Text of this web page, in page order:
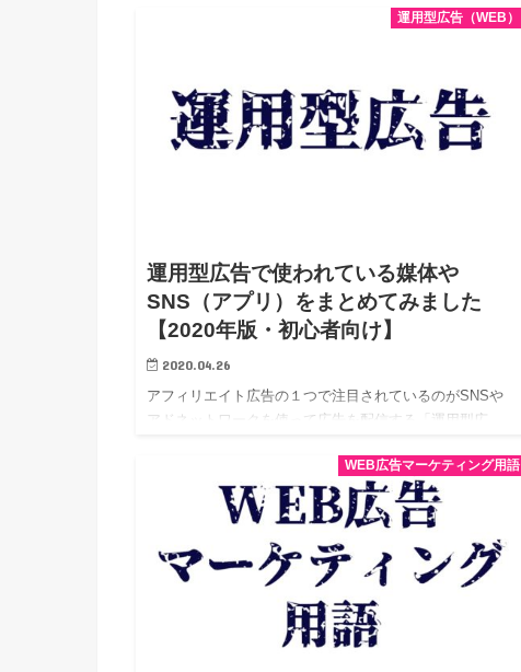
「CEO」だけでなく「COO」や「CFO」など、どういう
運用型広告（WEB）
運用型広告で使われている媒体や
SNS（アプリ）をまとめてみました
【2020年版・初心者向け】
2020.04.26
アフィリエイト広告の１つで注目されているのがSNSや
アドネットワークを使って広告を配信する「運用型広
をいつでも配信でき、他の広告メニューにない獲得力が
特徴です。 そこで…
WEB広告マーケティング用語